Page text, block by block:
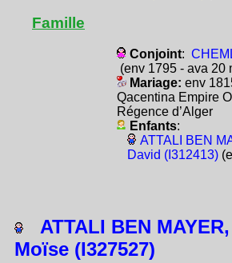
Famille
Conjoint:
(env 1795 - ava 20
Mariage: env
Qacentina Empire
Régence d’Alger
Enfants:
ATTALI BEN
David (I312413)
ATTALI BEN MAYER,
Moïse (I327527)